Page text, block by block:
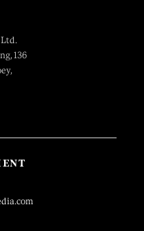
Ltd.
136